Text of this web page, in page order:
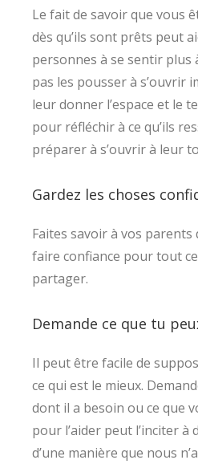
Le fait de savoir que vous
dès qu’ils sont prêts peut
personnes à se sentir plus
pas les pousser à s’ouvrir
leur donner l’espace et le
pour réfléchir à ce qu’ils
préparer à s’ouvrir à leur
Gardez les choses
Faites savoir à vos parents
faire confiance pour tout
partager.
Demande ce que tu
Il peut être facile de
ce qui est le mieux.
dont il a besoin ou ce que
pour l’aider peut l’inciter à
d’une manière que nous